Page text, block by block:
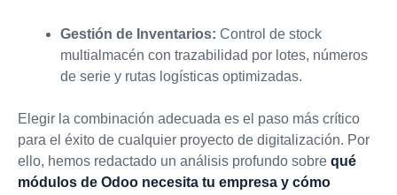
Gestión de Inventarios: Control de stock
multialmacén con trazabilidad por lotes, números
de serie y rutas logísticas optimizadas.
Elegir la combinación adecuada es el paso más crítico
para el éxito de cualquier proyecto de digitalización. Por
ello, hemos redactado un análisis profundo sobre qué
módulos de Odoo necesita tu empresa y cómo